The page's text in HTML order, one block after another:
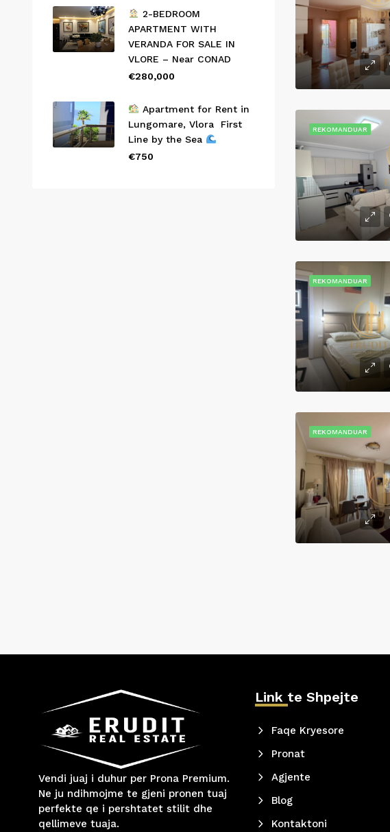
REKOMANDUAR
REKOMANDUAR
REKOMANDUAR
2-BEDROOM
APARTMENT WITH
VERANDA FOR SALE IN
VLORE – Near CONAD
€280,000
Apartment for Rent in
Lungomare, Vlora First
Line by the Sea
€750
Vendi juaj i duhur per Prona Premium.
Ne ju ndihmojme te gjeni pronen tuaj
perfekte qe i pershtatet stilit dhe
qellimeve tuaja.
Link te Shpejte
Faqe Kryesore
Pronat
Agjente
Blog
Kontaktoni